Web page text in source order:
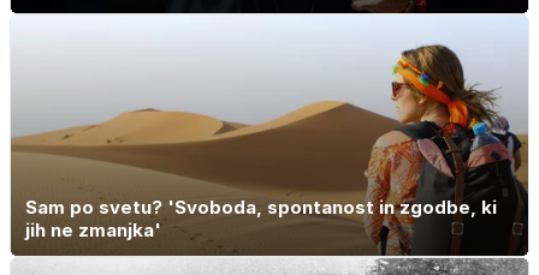
Sam po svetu? 'Svoboda, spontanost in zgodbe, ki
jih ne zmanjka'